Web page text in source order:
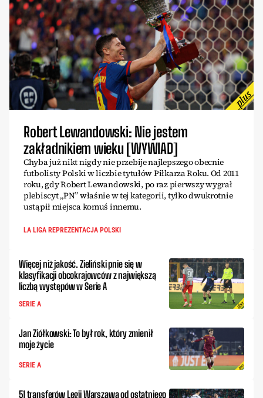
Robert Lewandowski: Nie jestem
zakładnikiem wieku [WYWIAD]
Chyba już nikt nigdy nie przebije najlepszego obecnie
futbolisty Polski w liczbie tytułów Piłkarza Roku. Od 2011
roku, gdy Robert Lewandowski, po raz pierwszy wygrał
plebiscyt „PN” właśnie w tej kategorii, tylko dwukrotnie
ustąpił miejsca komuś innemu.
LA LIGA REPREZENTACJA POLSKI
Więcej niż jakość. Zieliński pnie się w
klasyfikacji obcokrajowców z największą
liczbą występów w Serie A
SERIE A
Jan Ziółkowski: To był rok, który zmienił
moje życie
SERIE A
51 transferów Legii Warszawa od ostatniego